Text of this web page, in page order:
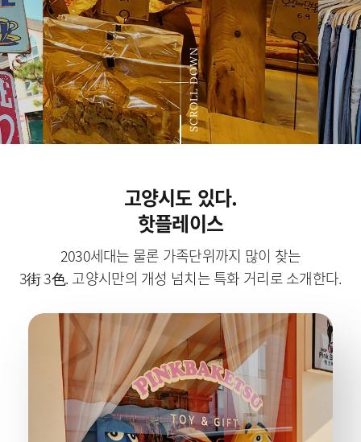
SCROLL DOWN
고양시도 있다.
핫플레이스
2030세대는 물론 가족단위까지 많이 찾는
3街 3色. 고양시만의 개성 넘치는 특화 거리로 소개한다.